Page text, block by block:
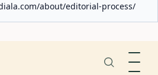
about/editorial-process/